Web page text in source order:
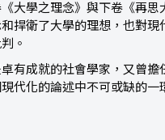
大學之理念》與下卷《再
捍衛了大學的理想，也對
。
有成就的社會學家，又曾
代化的論述中不可或缺的一